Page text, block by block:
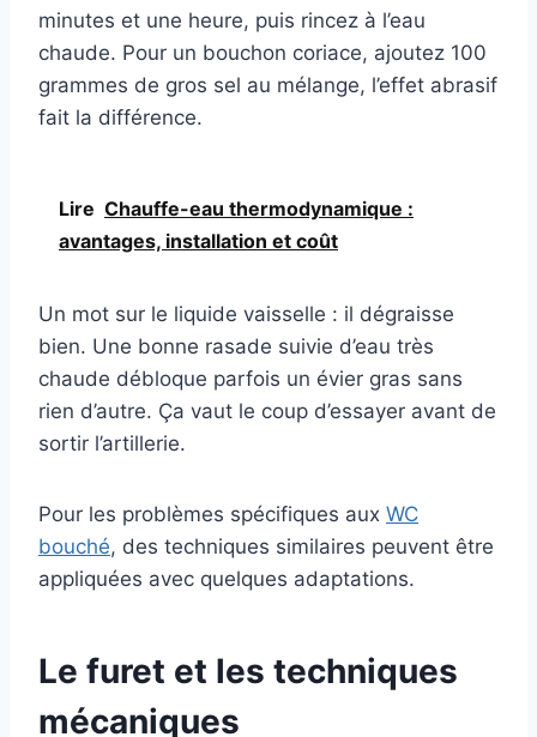
minutes et une heure, puis rincez à l’eau
chaude. Pour un bouchon coriace, ajoutez 100
grammes de gros sel au mélange, l’effet abrasif
fait la différence.
Lire Chauffe-eau thermodynamique :
avantages, installation et coût
Un mot sur le liquide vaisselle : il dégraisse
bien. Une bonne rasade suivie d’eau très
chaude débloque parfois un évier gras sans
rien d’autre. Ça vaut le coup d’essayer avant de
sortir l’artillerie.
Pour les problèmes spécifiques aux WC
bouché, des techniques similaires peuvent être
appliquées avec quelques adaptations.
Le furet et les techniques
mécaniques